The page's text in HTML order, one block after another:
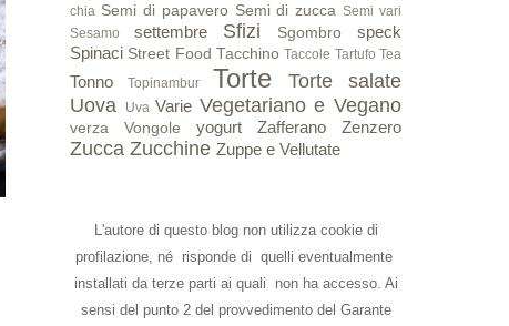
chia Semi di papavero Semi di zucca Semi vari
Sesamo
settembre Sfizi Sgombro
speck
Spinaci Street Food Tacchino Taccole Tartufo Tea
Tonno Topinambur Torte
Torte salate
Uova
Uva Varie Vegetariano e Vegano
verza Vongole yogurt Zafferano Zenzero
Zucca Zucchine Zuppe e Vellutate
L'autore di questo blog non utilizza cookie di
profilazione, né risponde di quelli eventualmente
installati da terze parti ai quali non ha accesso. Ai
sensi del punto 2 del provvedimento del Garante